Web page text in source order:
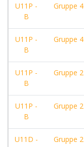
U11P -
B
Gruppe 4
U11P -
B
Gruppe 4
U11P -
B
Gruppe 2
U11P -
B
Gruppe 2
U11D -
Gruppe 2